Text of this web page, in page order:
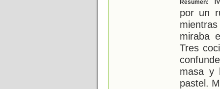
Resumen:
por un
miraba
Tres
masa y
pastel.